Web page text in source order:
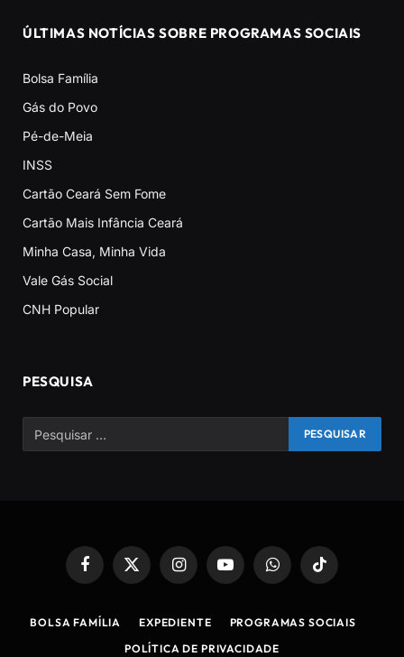
ÚLTIMAS NOTÍCIAS SOBRE PROGRAMAS SOCIAIS
Bolsa Família
Gás do Povo
Pé-de-Meia
INSS
Cartão Ceará Sem Fome
Cartão Mais Infância Ceará
Minha Casa, Minha Vida
Vale Gás Social
CNH Popular
PESQUISA
Facebook
X
(Twitter)
InstagramYouTubeWhatsAppTikTok
BOLSA FAMÍLIA EXPEDIENTE
PROGRAMAS SOCIAIS
POLÍTICA DE PRIVACIDADE